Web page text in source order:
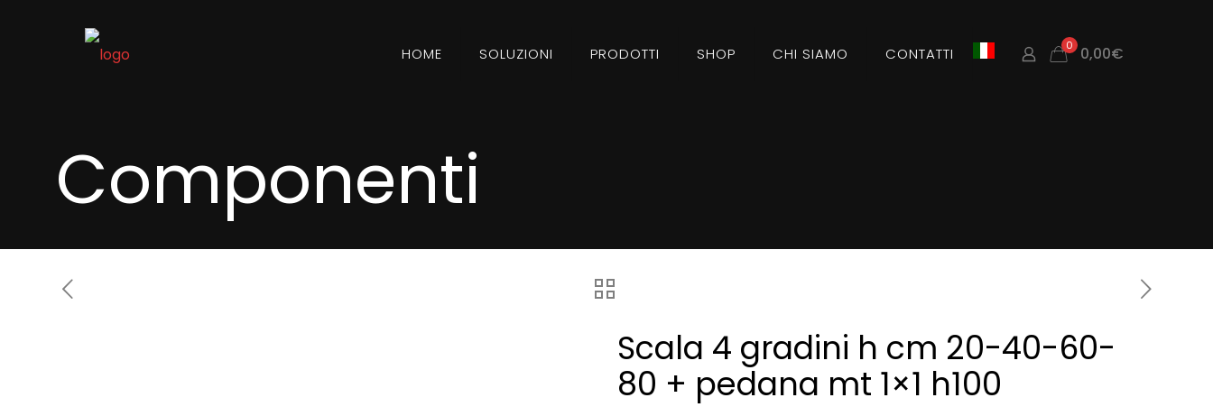
HOME SOLUZIONI PRODOTTI SHOP CHI SIAMO CONTATTI 0 0,00€
Componenti
Scala 4 gradini h cm 20-40-60-
80 + pedana mt 1×1 h100